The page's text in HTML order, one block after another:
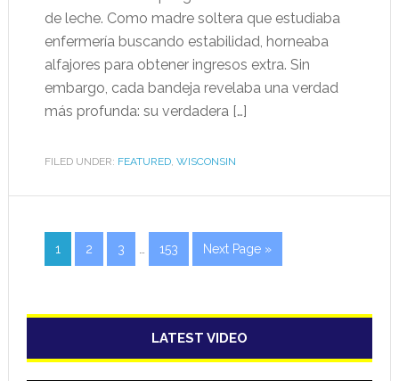
de leche. Como madre soltera que estudiaba
enfermería buscando estabilidad, horneaba
alfajores para obtener ingresos extra. Sin
embargo, cada bandeja revelaba una verdad
más profunda: su verdadera […]
FILED UNDER: FEATURED, WISCONSIN
1 2 3 153 Next Page »
LATEST VIDEO